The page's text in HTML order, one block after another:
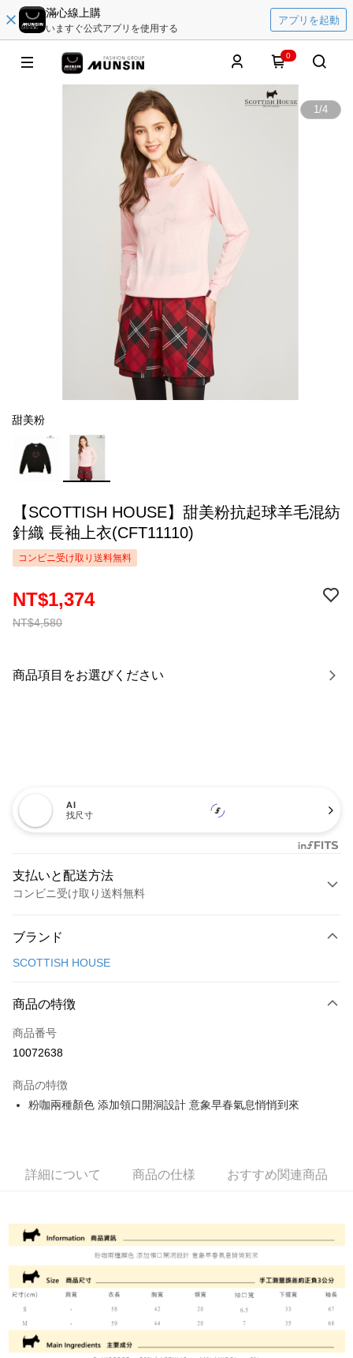
滿心線上購
いますぐ公式アプリを使用する
アプリを起動
0
1/4
甜美粉
【SCOTTISH HOUSE】甜美粉抗起球羊毛混紡
針織 長袖上衣(CFT11110)
コンビニ受け取り送料無料
NT$4,580
NT$1,374
商品項目をお選びください
AI
找尺寸
支払いと配送方法
コンビニ受け取り送料無料
クレジットカード1回払い
LINE Pay
Apple Pay
Easy Wallet
1. 本サービスは台湾大哥大によって提供され、台湾大哥大のユーザーは追
いの回数や支払い期限を選択し、支払いを確認すると取引が完了します。
3. 実際の承認額、分割回数および費用については、後続の取引確認ページ
4. 注文成立後30分以内に確認取引を行わない場合や審査が通過しない場
合、注文は自動的にキャンセルされます。「転専審査」に未通過の状況が
発生した場合は、システムの評価基準に達していないことを意味し、評価
内容についての説明はいたしかねます。
【支払い方法の説明】
AFTEE代金後払い
ウが表示されます。
2.SMSで認証してお支払い手続を進めてください。
す。
4.ご注文が完了すると、携帯に支払い通知のSMSが届きます。アプリ会員
の場合は、AFTEE アプリプッシュ通知が届きます。
5.商品受け取り時のお支払いは不要です。商品を確かめてから、SMSまた
はアプリの通知に従って、4大コンビニ、またはATM/オンラインバンキン
グでお支払いください。
全家取貨付款
送料無料
付款後全家取貨
送料無料
ブランド
SCOTTISH HOUSE
商品の特徴
商品番号
10072638
商品の特徴
粉咖兩種顏色 添加領口開洞設計 意象早春氣息悄悄到來
詳細について 商品の仕様 おすすめ関連商品